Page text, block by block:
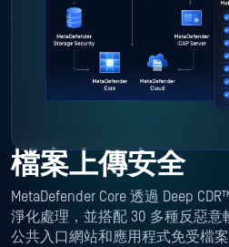
檔案上傳安全
MetaDefender Core 透過 Deep
淨化處理，並搭配 30 多種反惡意
公共入口網站和應用程式免受檔